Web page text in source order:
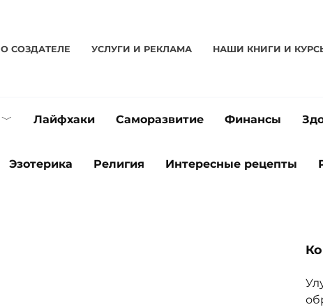
О CОЗДАТЕЛЕ УСЛУГИ И РЕКЛАМА НАШИ КНИГИ И
Лайфхаки Саморазвитие Финансы
Эзотерика Религия Интересные рецепты